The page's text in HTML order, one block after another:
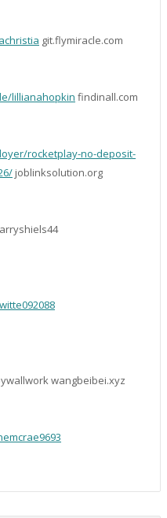
git.flymiracle.com
lillianahopkin findinall.com
rocketplay-no-deposit-
joblinksolution.org
wangbeibei.xyz